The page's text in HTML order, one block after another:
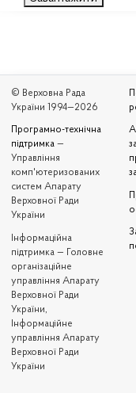
© Верховна Рада
України 1994—2026
Програмно-технічна
підтримка —
Управління
комп'ютеризованих
систем Апарату
Верховної Ради
України
Iнформаційна
підтримка — Головне
організаційне
управління Апарату
Верховної Ради
України,
Інформаційне
управління Апарату
Верховної Ради
України